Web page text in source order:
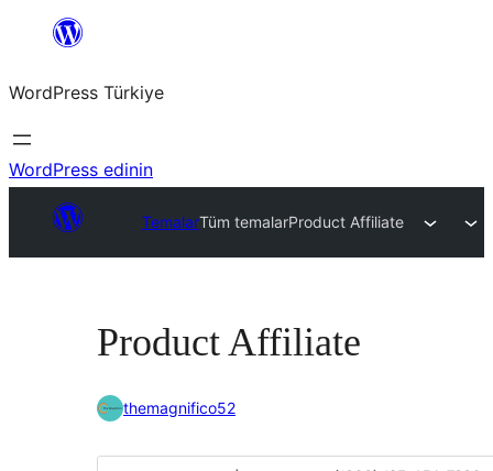
İçeriğe
WordPress Türkiye
WordPress edinin
TemalarTüm temalarProduct Affiliate
Product Affiliate
themagnifico52